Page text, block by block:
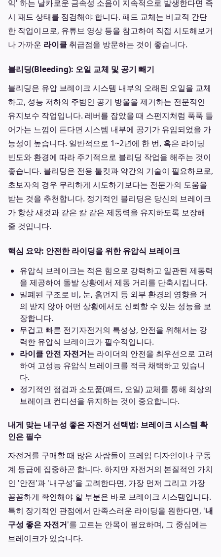
익' 하는 날카로운 금속성 소음이 지속적으로 발생한다면 즉
시 패드 상태를 점검해야 합니다. 패드 교체는 비교적 간단
한 작업이므로, 유튜브 영상 등을 참고하여 직접 시도해보거
나 가까운 라이클 취급점을 방문하는 것이 좋습니다.
블리딩(Bleeding): 오일 교체 및 공기 빼기
블리딩은 유압 브레이크 시스템 내부의 오래된 오일을 교체
하고, 성능 저하의 주범인 공기 방울을 제거하는 전문적인
유지보수 작업입니다. 레버를 잡았을 때 스펀지처럼 푹푹 들
어가는 느낌이 든다면 시스템 내부에 공기가 유입되었을 가
능성이 높습니다. 일반적으로 1~2년에 한 번, 혹은 라이딩
빈도와 환경에 따라 주기적으로 블리딩 작업을 해주는 것이
좋습니다. 블리딩은 전용 툴킷과 약간의 기술이 필요하므로,
초보자의 경우 무리하게 시도하기보다는 전문가의 도움을
받는 것을 추천합니다. 정기적인 블리딩은 당신의 브레이크
가 항상 새것과 같은 칼 같은 제동력을 유지하도록 보장해
줄 것입니다.
핵심 요약: 안전한 라이딩을 위한 유압식 브레이크
유압식 브레이크는 적은 힘으로 강력하고 일관된 제동력
을 제공하여 돌발 상황에서 제동 거리를 단축시킵니다.
밀폐된 구조로 비, 눈, 흙먼지 등 외부 환경의 영향을 거
의 받지 않아 어떤 상황에서도 신뢰할 수 있는 성능을 보
장합니다.
무겁고 빠른 전기자전거의 특성상, 안전을 위해서는 강
력한 유압식 브레이크가 필수적입니다.
라이클 안전 자전거는 라이더의 안전을 최우선으로 고려
하여 고성능 유압식 브레이크를 적극 채택하고 있습니
다.
정기적인 점검과 소모품(패드, 오일) 교체를 통해 최상의
브레이크 컨디션을 유지하는 것이 중요합니다.
내게 맞는 내구성 좋은 자전거 선택법: 브레이크 시스템 확
인은 필수
자전거를 구매할 때 많은 사람들이 프레임 디자인이나 구동
계 등급에 집중하곤 합니다. 하지만 자전거의 본질적인 가치
인 '안전'과 '내구성'을 고려한다면, 가장 먼저 그리고 가장
꼼꼼하게 확인해야 할 부분은 바로 브레이크 시스템입니다.
특히 장기적인 관점에서 만족스러운 라이딩을 원한다면, '내
구성 좋은 자전거'를 고르는 안목이 필요하며, 그 중심에는
브레이크가 있습니다.